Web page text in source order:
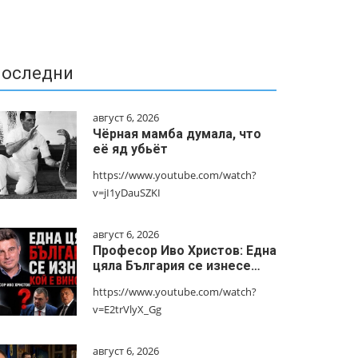
август 6, 2026
Чёрная мамба думала, что
её яд убьёт
https://www.youtube.com/watch?
v=jI1yDauSZKI
август 6, 2026
Професор Иво Христов: Една
цяла България се изнесе…
https://www.youtube.com/watch?
v=E2trVlyX_Gg
август 6, 2026